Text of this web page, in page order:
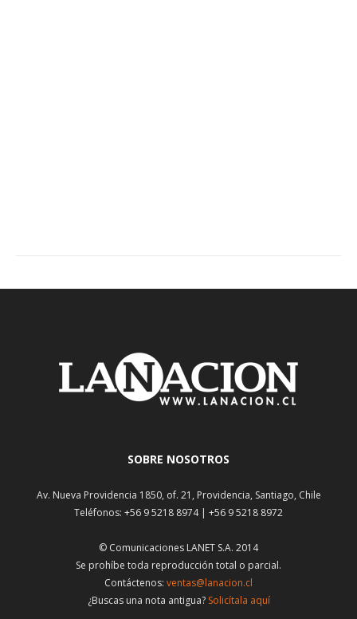
SOBRE NOSOTROS
Av. Nueva Providencia 1850, of. 21, Providencia, Santiago, Chile
Teléfonos: +56 9 5218 8974 | +56 9 5218 8972
© Comunicaciones LANET S.A. 2014
Se prohíbe toda reproducción total o parcial.
Contáctenos: ventas@lanacion.cl
¿Buscas una nota antigua? Solicítala aquí